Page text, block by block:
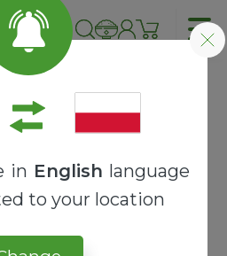
in English language
to your location
BOX